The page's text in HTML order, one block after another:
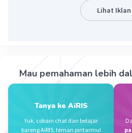
Jawaban terverifikasi
Jawabannya b. hak
Lihat Iklan
Mau pemahaman lebih
Tanya ke AiRIS
Yuk, cobain chat dan belajar
bareng AiRIS, teman pintarmu!